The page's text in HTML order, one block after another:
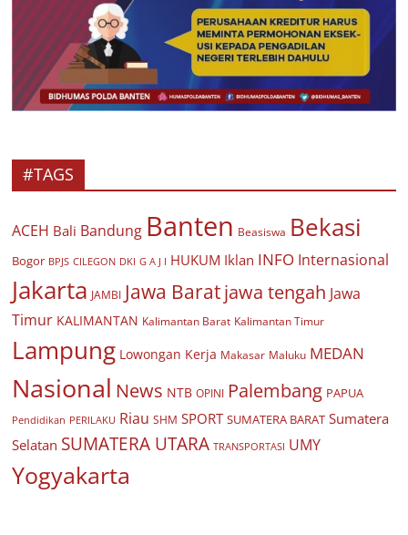
#TAGS
ACEH Bali Bandung Banten Beasiswa Bekasi
Bogor BPJS CILEGON DKI G A J I HUKUM Iklan INFO Internasional
Jakarta JAMBI Jawa Baratjawa tengah Jawa
Timur KALIMANTAN Kalimantan Barat Kalimantan Timur
Lampung Lowongan Kerja Makasar Maluku MEDAN
Nasional News NTB OPINI Palembang PAPUA
Pendidikan PERILAKU Riau SHM SPORT SUMATERA BARAT Sumatera
Selatan SUMATERA UTARA TRANSPORTASI UMY
Yogyakarta